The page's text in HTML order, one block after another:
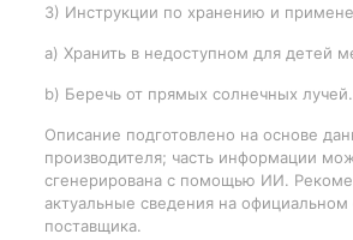
3) Инструкции по хранению и
a) Хранить в недоступном для детей
b) Беречь от прямых солнечных лучей.
Описание подготовлено на основе
производителя; часть информации
сгенерирована с помощью ИИ.
актуальные сведения на официальном
поставщика.